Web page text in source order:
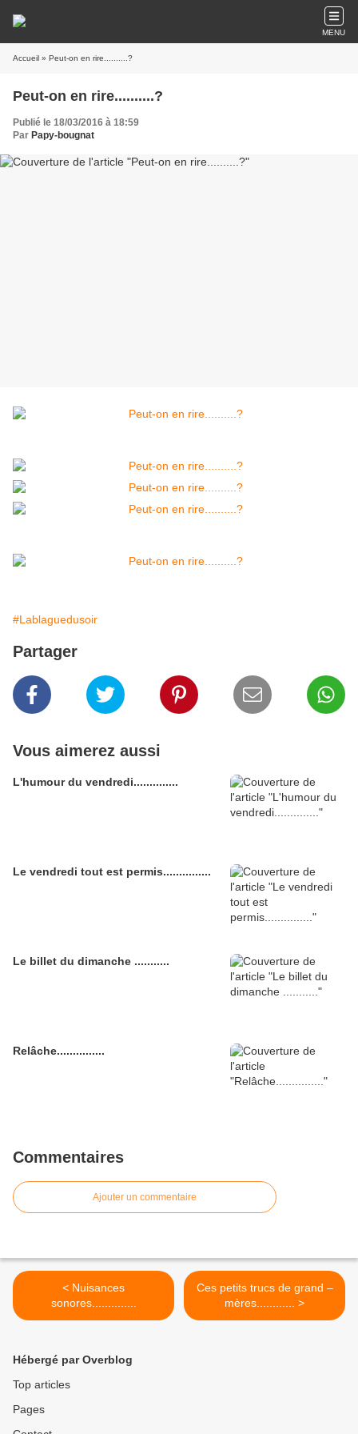
MENU
Accueil » Peut-on en rire..........?
Peut-on en rire..........?
Publié le 18/03/2016 à 18:59
Par Papy-bougnat
#Lablaguedusoir
Partager
Vous aimerez aussi
L'humour du vendredi..............
Le vendredi tout est permis...............
Le billet du dimanche ...........
Relâche...............
Commentaires
Ajouter un commentaire
< Nuisances
sonores..............
Ces petits trucs de grand –
mères............ >
Hébergé par Overblog
Top articles
Pages